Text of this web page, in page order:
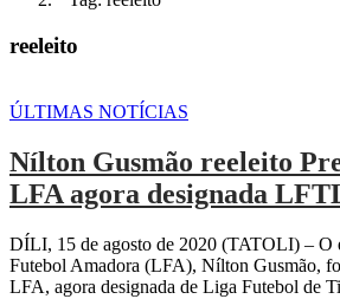
reeleito
ÚLTIMAS NOTÍCIAS
Nílton Gusmão reeleito
LFA agora designada
DÍLI, 15 de agosto de 2020 (TATOLI) – O
Futebol Amadora (LFA), Nílton Gusmão,
LFA, agora designada de Liga Futebol de